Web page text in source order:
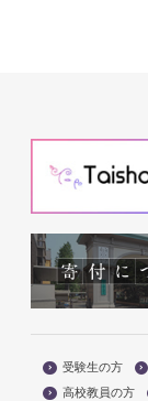
受験生の方
高校教員の方